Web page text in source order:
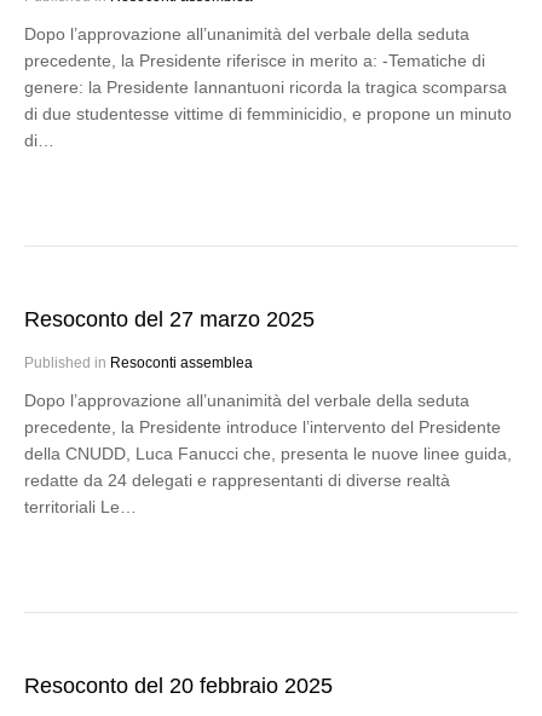
Dopo l’approvazione all’unanimità del verbale della seduta
precedente, la Presidente riferisce in merito a: -Tematiche di
genere: la Presidente Iannantuoni ricorda la tragica scomparsa
di due studentesse vittime di femminicidio, e propone un minuto
di…
Resoconto del 27 marzo 2025
Published in Resoconti assemblea
Dopo l’approvazione all’unanimità del verbale della seduta
precedente, la Presidente introduce l’intervento del Presidente
della CNUDD, Luca Fanucci che, presenta le nuove linee guida,
redatte da 24 delegati e rappresentanti di diverse realtà
territoriali Le…
Resoconto del 20 febbraio 2025